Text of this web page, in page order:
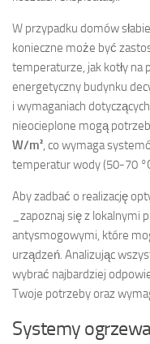
W przypadku domów
konieczne może być
temperaturze, jak kotły na
energetyczny budynku
i wymaganiach
nieocieplone mogą
W/m² , co wymaga
temperatur wody (50-70
Aby zadbać o realizację
_zapoznaj się z lokalnymi
antysmogowymi, które
urządzeń. Analizując
wybrać najbardziej
Twoje potrzeby oraz
Systemy